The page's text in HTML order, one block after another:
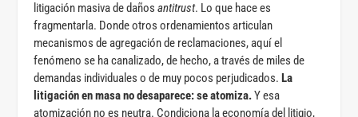
litigación masiva de dañosantitrust. Lo que hace es
fragmentarla. Donde otros ordenamientos articulan
mecanismos de agregación de reclamaciones, aquí el
fenómeno se ha canalizado, de hecho, a través de miles de
demandas individuales o de muy pocos perjudicados.La
litigación en masa no desaparece: se atomiza.Y esa
atomización no es neutra. Condiciona la economía del litigio,